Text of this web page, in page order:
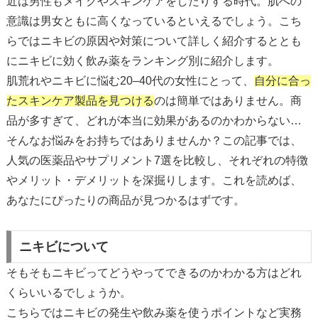
意識は男女ともに高くなっているといえるでしょう。こち
らではニキビの原因や対策について詳しく紹介するととも
にニキビに効く飲み薬をランキング別に紹介します。
肌荒れやニキビに悩む20–40代の女性にとって、
自分に合っ
たスキンケア製品を見つけるのは簡単ではありません。商
品が多すぎて、どれが本当に効果があるのかわからない…
そんなお悩みをお持ちではありませんか？この記事では、
人気の医薬品やサプリメント7選を比較し、それぞれの特徴
やメリット・デメリットを深掘りします。これを読めば、
あなたにぴったりの商品が見つかるはずです。
ニキビについて
そもそもニキビってどうやってできるのかわかる方はどれ
くらいいるでしょうか。
こちらではニキビの発生や飲み薬を使うポイントなど実務